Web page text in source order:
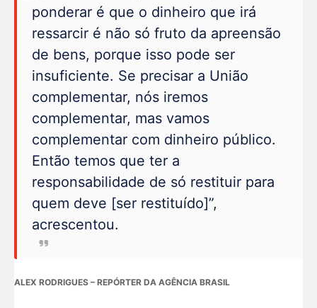
ponderar é que o dinheiro que irá
ressarcir é não só fruto da apreensão
de bens, porque isso pode ser
insuficiente. Se precisar a União
complementar, nós iremos
complementar, mas vamos
complementar com dinheiro público.
Então temos que ter a
responsabilidade de só restituir para
quem deve [ser restituído]”,
acrescentou.
ALEX RODRIGUES – REPÓRTER DA AGÊNCIA BRASIL